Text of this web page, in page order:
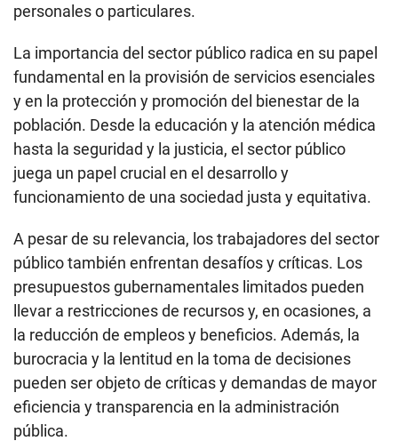
personales o particulares.
La importancia del sector público radica en su papel
fundamental en la provisión de servicios esenciales
y en la protección y promoción del bienestar de la
población. Desde la educación y la atención médica
hasta la seguridad y la justicia, el sector público
juega un papel crucial en el desarrollo y
funcionamiento de una sociedad justa y equitativa.
A pesar de su relevancia, los trabajadores del sector
público también enfrentan desafíos y críticas. Los
presupuestos gubernamentales limitados pueden
llevar a restricciones de recursos y, en ocasiones, a
la reducción de empleos y beneficios. Además, la
burocracia y la lentitud en la toma de decisiones
pueden ser objeto de críticas y demandas de mayor
eficiencia y transparencia en la administración
pública.